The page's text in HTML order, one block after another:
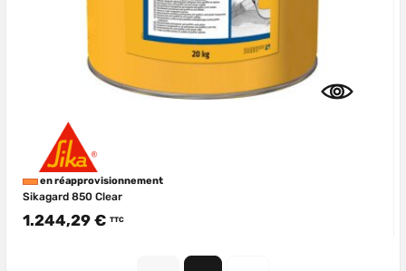
en réapprovisionnement
Sikagard 850 Clear
1.244,29 € TTC